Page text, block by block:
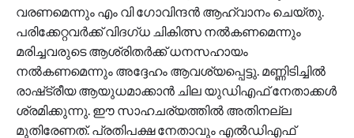
വരണമെന്നും എം വി ഗോവിന്ദന്‍ ആഹ്വാനം ചെയ്തു.
പരിക്കേറ്റവർക്ക് വിദഗ്ധ ചികിത്സ നൽകണമെന്നും
മരിച്ചവരുടെ ആശ്രിതർക്ക് ധനസഹായം
നൽകണമെന്നും അദ്ദേഹം ആവശ്യപ്പെട്ടു. മണ്ണിടിച്ചില്‍
രാഷ്‌ട്രീയ ആയുധമാക്കാൻ ചില യുഡിഎഫ് നേതാക്കൾ
ശ്രമിക്കുന്നു. ഈ സാഹചര്യത്തിൽ അതിനല്ല
മുതിരേണത്. പ്രതിപക്ഷ നേതാവും എല്‍ഡിഎഫ്